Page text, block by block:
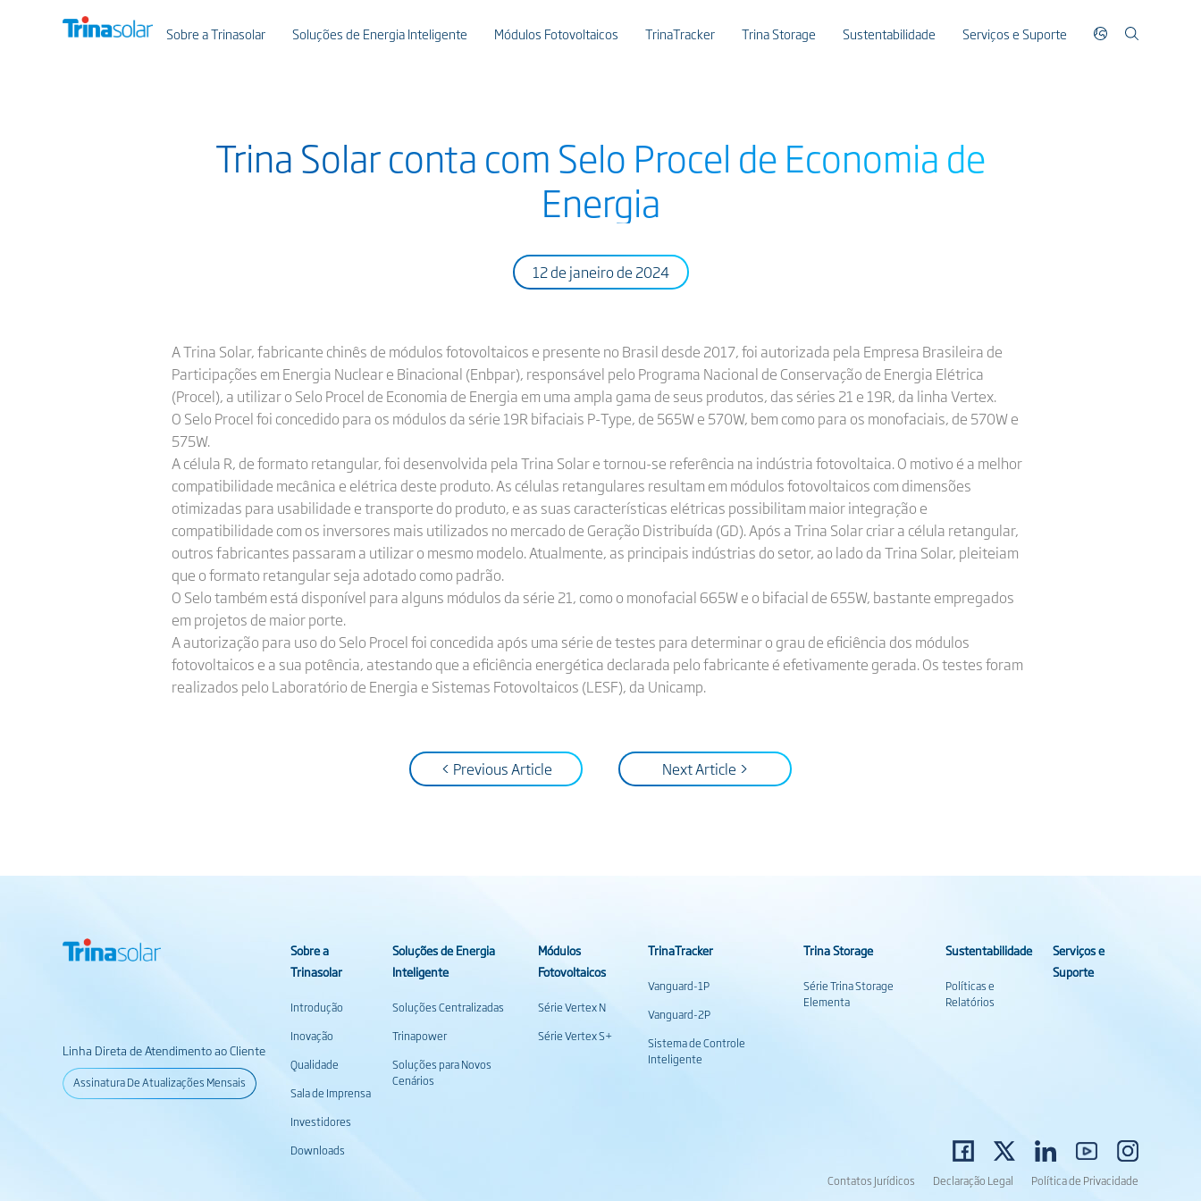
Sobre a Trinasolar Soluções de Energia Inteligente Módulos Fotovoltaicos TrinaTracker Trina Storage Sustentabilidade Serviços e Suporte
Trina Solar conta com Selo Procel de Economia de
Energia
12 de janeiro de 2024
A Trina Solar, fabricante chinês de módulos fotovoltaicos e presente no Brasil desde 2017, foi autorizada pela Empresa Brasileira de
Participações em Energia Nuclear e Binacional (Enbpar), responsável pelo Programa Nacional de Conservação de Energia Elétrica
(Procel), a utilizar o Selo Procel de Economia de Energia em uma ampla gama de seus produtos, das séries 21 e 19R, da linha Vertex.
O Selo Procel foi concedido para os módulos da série 19R bifaciais P-Type, de 565W e 570W, bem como para os monofaciais, de 570W e
575W.
A célula R, de formato retangular, foi desenvolvida pela Trina Solar e tornou-se referência na indústria fotovoltaica. O motivo é a melhor
compatibilidade mecânica e elétrica deste produto. As células retangulares resultam em módulos fotovoltaicos com dimensões
otimizadas para usabilidade e transporte do produto, e as suas características elétricas possibilitam maior integração e
compatibilidade com os inversores mais utilizados no mercado de Geração Distribuída (GD). Após a Trina Solar criar a célula retangular,
outros fabricantes passaram a utilizar o mesmo modelo. Atualmente, as principais indústrias do setor, ao lado da Trina Solar, pleiteiam
que o formato retangular seja adotado como padrão.
O Selo também está disponível para alguns módulos da série 21, como o monofacial 665W e o bifacial de 655W, bastante empregados
em projetos de maior porte.
A autorização para uso do Selo Procel foi concedida após uma série de testes para determinar o grau de eficiência dos módulos
fotovoltaicos e a sua potência, atestando que a eficiência energética declarada pelo fabricante é efetivamente gerada. Os testes foram
realizados pelo Laboratório de Energia e Sistemas Fotovoltaicos (LESF), da Unicamp.
< Previous Article Next Article >
Linha Direta de Atendimento ao Cliente
Assinatura De Atualizações Mensais
Sobre a
Trinasolar
Introdução
Inovação
Qualidade
Sala de Imprensa
Investidores
Downloads
Soluções de Energia
Inteligente
Soluções Centralizadas
Trinapower
Soluções para Novos
Cenários
Módulos
Fotovoltaicos
Série Vertex N
Série Vertex S+
TrinaTracker
Vanguard-1P
Vanguard-2P
Sistema de Controle
Inteligente
Trina Storage
Série Trina Storage
Elementa
Sustentabilidade
Políticas e
Relatórios
Serviços e
Suporte
Contatos Jurídicos Declaração Legal Política de Privacidade